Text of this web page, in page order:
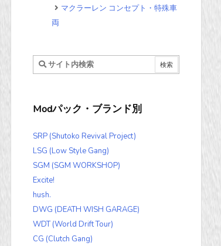
マクラーレン コンセプト・特殊車
両
Modパック・ブランド別
SRP (Shutoko Revival Project)
LSG (Low Style Gang)
SGM (SGM WORKSHOP)
Excite!
hush.
DWG (DEATH WISH GARAGE)
WDT (World Drift Tour)
CG (Clutch Gang)